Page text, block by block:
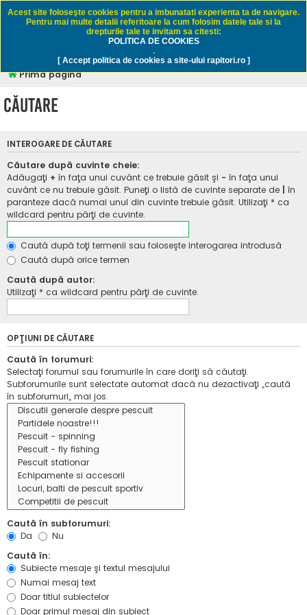
Rapitori.ro - Pescuit sportiv
Prima pagină
Căutare
INTEROGARE DE CĂUTARE
Căutare după cuvinte cheie:
Adăugaţi + în faţa unui cuvânt ce trebuie găsit şi - în faţa unui
cuvânt ce nu trebuie găsit. Puneţi o listă de cuvinte separate de
în
paranteze dacă numai unul din cuvinte trebuie găsit. Utilizaţi * ca
wildcard pentru părţi de cuvinte.
Caută după toţi termenii sau foloseşte interogarea introdusă
Caută după orice termen
Caută după autor:
Utilizaţi * ca wildcard pentru părţi de cuvinte.
OPŢIUNI DE CĂUTARE
Caută în forumuri:
Selectaţi forumul sau forumurile în care doriţi să căutaţi.
Subforumurile sunt selectate automat dacă nu dezactivaţi „caută
în subforumuri„ mai jos.
Caută în subforumuri:
Da
Nu
Caută în:
Subiecte mesaje şi textul mesajului
Numai mesaj text
Doar titlul subiectelor
Doar primul mesaj din subiect
Acest site foloseşte cookies pentru a imbunatati experienta ta de navigare.
Pentru mai multe detalii referitoare la cum folosim datele tale si la
drepturile tale te invitam sa citesti:
POLITICA DE COOKIES
.
[ Accept politica de cookies a site-ului rapitori.ro ]